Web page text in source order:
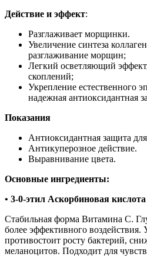
Действие и эффект:
Разглаживает морщинки.
Увеличение синтеза
разглаживание морщин;
Легкий осветляющий
скоплений;
Укрепление естественного
надежная антиоксидантная
Показания
Антиоксидантная защита
Антикуперозное действие.
Выравнивание цвета.
Основные ингредиенты:
• 3-0-этил Аскорбиновая
Стабильная форма Витамина С.
более эффективного воздействия.
противостоит росту бактерий,
меланоцитов. Подходит для